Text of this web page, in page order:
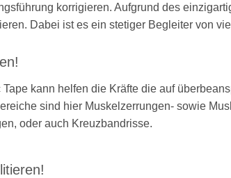
korrigieren. Aufgrund des
Dabei ist es ein stetiger Begleiter von
Tape kann helfen die Kräfte die auf
sind hier Muskelzerrungen- sowie
oder auch Kreuzbandrisse.